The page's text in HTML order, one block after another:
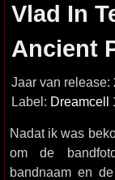
Vlad In
Ancient
Jaar van release:
Label: Dreamcell
Nadat ik was
om de
bandnaam en